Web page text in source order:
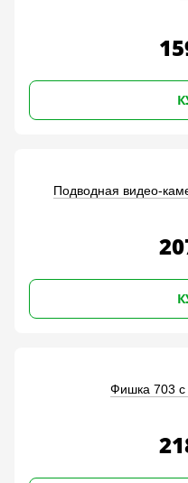
Подводная видео-
Фишка 703